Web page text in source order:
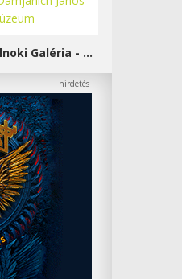
Szolnoki Galéria - Damjanich János Múzeum